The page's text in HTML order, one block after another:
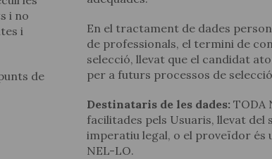
jurídica
i no
i
de
En el tractament de dades
de professionals, el termini de
selecció, llevat que el candidat
per a futurs processos de
Destinataris de les dades: TODA
facilitades pels Usuaris, llevat
imperatiu legal, o el proveïdor
NEL-LO.